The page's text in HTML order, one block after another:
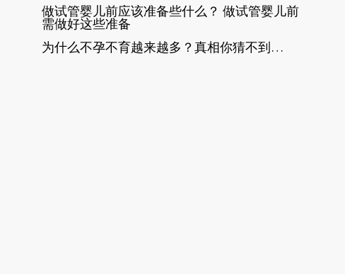
做试管婴儿前应该准备些什么？ 做试管婴儿前
需做好这些准备
为什么不孕不育越来越多？真相你猜不到…